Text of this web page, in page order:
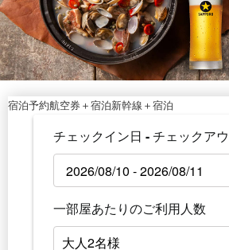
宿泊予約航空券＋宿泊新幹線＋宿泊
チェックイン日 - チェックア
一部屋あたりのご利用人数